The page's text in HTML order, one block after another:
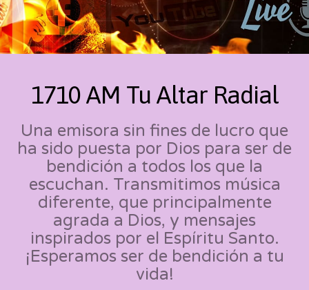
1710 AM Tu Altar Radial
Una emisora sin fines de lucro que
ha sido puesta por Dios para ser de
bendición a todos los que la
escuchan. Transmitimos música
diferente, que principalmente
agrada a Dios, y mensajes
inspirados por el Espíritu Santo.
¡Esperamos ser de bendición a tu
vida!